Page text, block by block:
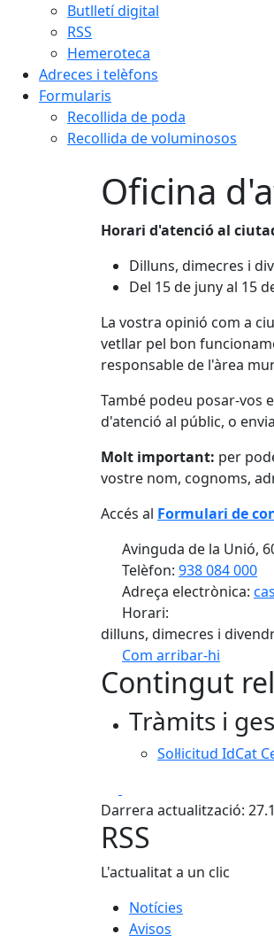
Butlletí digital
RSS
Hemeroteca
Adreces i telèfons
Formularis
Recollida de poda
Recollida de voluminosos
Oficina
Horari d'atenció al
Dilluns, dimecres i
Del 15 de juny al 15
La vostra opinió com a
vetllar pel bon
responsable de l'àrea
També podeu posar-vos
d'atenció al públic, o
Molt important: per
vostre nom, cognoms,
Accés al Formulari de
Avinguda de la Unió,
Telèfon: 938 084 000
Adreça electrònica:
Horari:
dilluns, dimecres i
Com arribar-hi
+
−
Contingut
Tràmits i
Sol·licitud IdCat
Darrera actualització:
RSS
L'actualitat a un clic
Notícies
Avisos